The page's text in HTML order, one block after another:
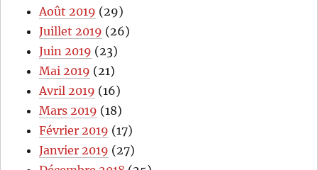
Août 2019 (29)
Juillet 2019 (26)
Juin 2019 (23)
Mai 2019 (21)
Avril 2019 (16)
Mars 2019 (18)
Février 2019 (17)
Janvier 2019 (27)